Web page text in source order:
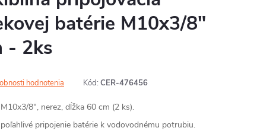
batérie M10x3/8"
- 2ks
hodnotenia Kód: CER-476456
8", nerez, dĺžka 60 cm (2 ks).
pripojenie batérie k vodovodnému potrubiu.